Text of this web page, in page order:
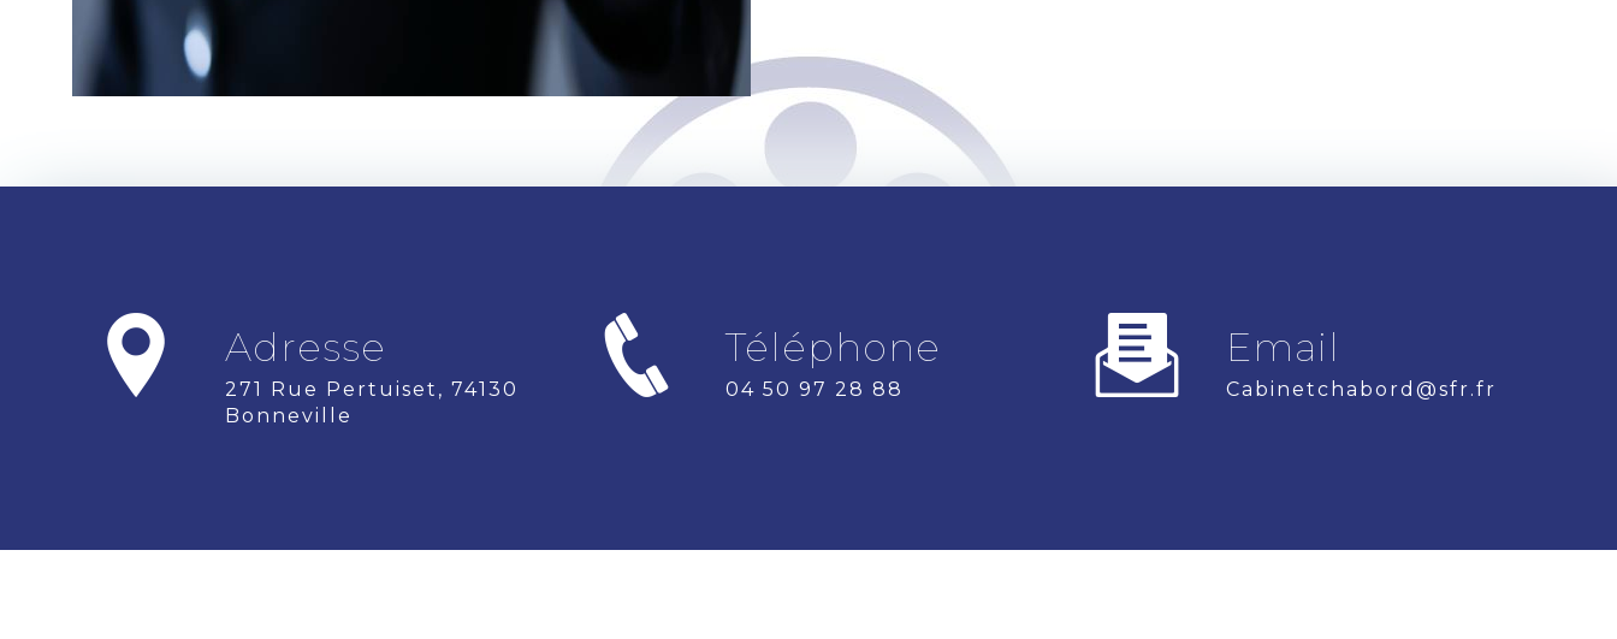
Adresse
271 Rue Pertuiset, 74130
Bonneville
Téléphone
04 50 97 28 88
Email
cabinetchabord@sfr.fr